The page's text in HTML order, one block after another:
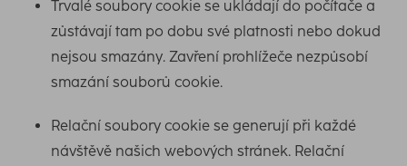
Trvalé soubory cookie se ukládají do počítače a
zůstávají tam po dobu své platnosti nebo dokud
nejsou smazány. Zavření prohlížeče nezpůsobí
smazání souborů cookie.
Relační soubory cookie se generují při každé
návštěvě našich webových stránek. Relační